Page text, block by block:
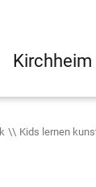
Kirchheim
Kids lernen